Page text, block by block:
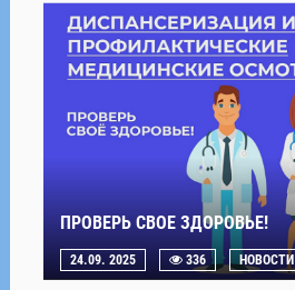
ПРОВЕРЬ СВОЕ ЗДОРОВЬЕ!
24.09. 2025 336 НОВОСТИ